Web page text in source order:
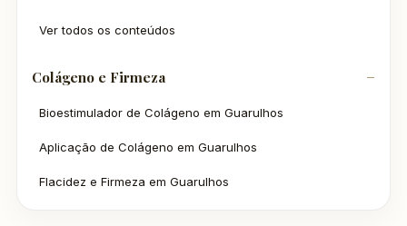
Ver todos os conteúdos
Colágeno e Firmeza
Bioestimulador de Colágeno em Guarulhos
Aplicação de Colágeno em Guarulhos
Flacidez e Firmeza em Guarulhos